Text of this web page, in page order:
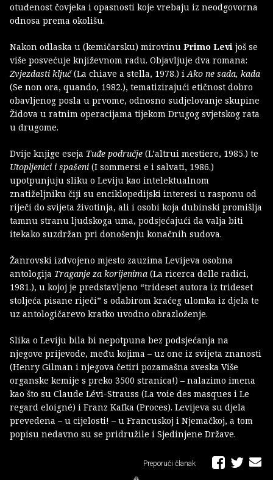
otuđenost čovjeka i opasnosti koje vrebaju iz neodgovorna
odnosa prema okolišu.
Nakon odlaska u (kemičarsku) mirovinu Primo Levi još se
više posvećuje književnom radu. Objavljuje dva romana:
Zvjezdasti ključ(La chiave a stella, 1978.) i Ako ne sada, kada
(Se non ora, quando, 1982.), tematizirajući etičnost dobro
obavljenog posla u prvome, odnosno sudjelovanje skupine
Židova u ratnim operacijama tijekom Drugog svjetskog rata
u drugome.
Dvije knjige eseja Tuđe područje (L’altrui mestiere, 1985.) te
Utopljenici i spašeni (I sommersi e i salvati, 1986.)
upotpunjuju sliku o Leviju kao intelektualnom
znatiželjniku čiji su enciklopedijski interesi u rasponu od
riječi do svijeta životinja, ali i osobi koja dubinski promišlja
tamnu stranu ljudskoga uma, podsjećajući da valja biti
itekako suzdržan pri donošenju konačnih sudova.
Žanrovski izdvojeno mjesto zauzima Levijeva osobna
antologija Traganje za korijenima (La ricerca delle radici,
1981.), u kojoj je predstavljeno “trideset autora iz trideset
stoljeća pisane riječi” s odabirom kraćeg ulomka iz djela te
uz antologičarevo kratko uvodno obrazloženje.
Slika o Leviju bila bi nepotpuna bez podsjećanja na
njegove prijevode, među kojima – uz one iz svijeta znanosti
(Henry Gilman i njegova četiri pozamašna sveska Više
organske kemije s preko 3500 stranica!) – nalazimo imena
kao što su Claude Lévi-Strauss (La voie des masques i Le
regard eloigné) i Franz Kafka (Proces). Levijeva su djela
prevedena – u cijelosti! – u Francuskoj i Njema­čkoj, a tom
popisu nedavno su se pridružile i Sjedinjene Države.
Preporuči članak